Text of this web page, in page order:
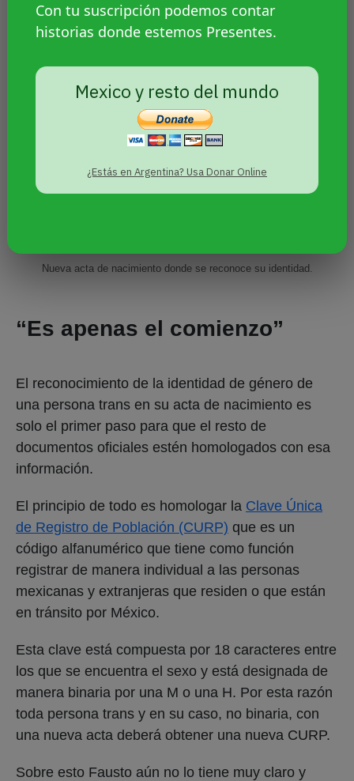
Con tu suscripción podemos contar
historias donde estemos Presentes.
Mexico y resto del mundo
¿Estás en Argentina? Usa Donar Online
Nueva acta de nacimiento donde se reconoce su identidad.
“Es apenas el comienzo”
El reconocimiento de la identidad de género de
una persona trans en su acta de nacimiento es
solo el primer paso para que el resto de
documentos oficiales estén homologados con esa
información.
El principio de todo es homologar la Clave Única
de Registro de Población (CURP) que es un
código alfanumérico que tiene como función
registrar de manera individual a las personas
mexicanas y extranjeras que residen o que están
en tránsito por México.
Esta clave está compuesta por 18 caracteres entre
los que se encuentra el sexo y está designada de
manera binaria por una M o una H. Por esta razón
toda persona trans y en su caso, no binaria, con
una nueva acta deberá obtener una nueva CURP.
Sobre esto Fausto aún no lo tiene muy claro y